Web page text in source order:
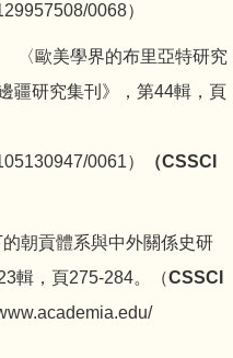
0068）
〈歐美學界的布里亞特研究
疆研究集刊》，第44輯，頁
0061）
（CSSCI
朝貢體系與中外關係史研
輯，頁275-284。（CSSCI